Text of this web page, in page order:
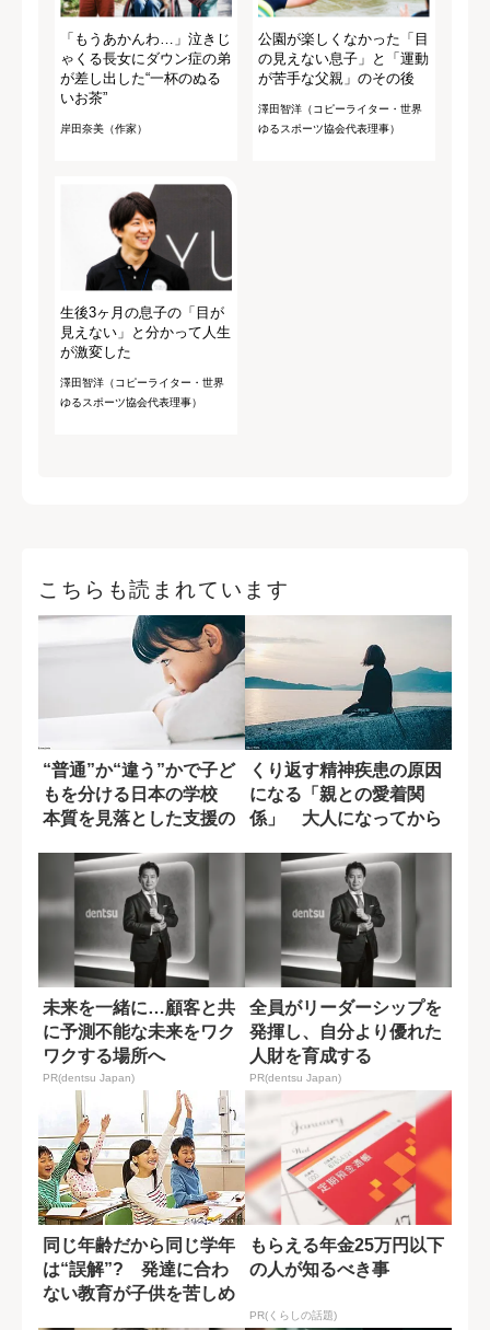
「もうあかんわ…」泣きじ
ゃくる長女にダウン症の弟
が差し出した“一杯のぬる
いお茶”
岸田奈美（作家）
公園が楽しくなかった「目
の見えない息子」と「運動
が苦手な父親」のその後
澤田智洋（コピーライター・世界
ゆるスポーツ協会代表理事）
生後3ヶ月の息子の「目が
見えない」と分かって人生
が激変した
澤田智洋（コピーライター・世界
ゆるスポーツ協会代表理事）
こちらも読まれています
“普通”か“違う”かで子ど
もを分ける日本の学校
本質を見落とした支援の
くり返す精神疾患の原因
になる「親との愛着関
係」 大人になってから
未来を一緒に…顧客と共
に予測不能な未来をワク
ワクする場所へ
PR(dentsu Japan)
全員がリーダーシップを
発揮し、自分より優れた
人財を育成する
PR(dentsu Japan)
同じ年齢だから同じ学年
は“誤解”? 発達に合わ
ない教育が子供を苦しめ
もらえる年金25万円以下
の人が知るべき事
PR(くらしの話題)